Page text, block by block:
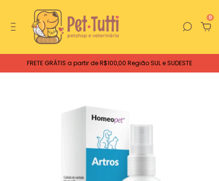
0
FRETE GRÁTIS a partir de R$100,00 Região SUL e SUDESTE